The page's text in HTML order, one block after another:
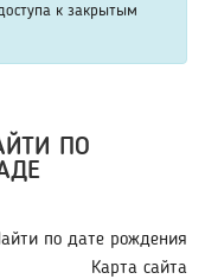
поиска.
к закрытым
ПО
по дате рождения
Карта сайта